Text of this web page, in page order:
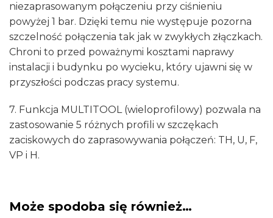
niezaprasowanym połączeniu przy ciśnieniu
powyżej 1 bar. Dzięki temu nie występuje pozorna
szczelność połączenia tak jak w zwykłych złączkach.
Chroni to przed poważnymi kosztami naprawy
instalacji i budynku po wycieku, który ujawni się w
przyszłości podczas pracy systemu.
7. Funkcja MULTITOOL (wieloprofilowy) pozwala na
zastosowanie 5 różnych profili w szczękach
zaciskowych do zaprasowywania połączeń: TH, U, F,
VP i H.
Może spodoba się również…